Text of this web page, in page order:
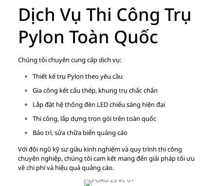
Dịch Vụ Thi Công Trụ
Pylon Toàn Quốc
Chúng tôi chuyên cung cấp dịch vụ:
Thiết kế trụ Pylon theo yêu cầu
Gia công kết cấu thép, khung trụ chắc chắn
Lắp đặt hệ thống đèn LED chiếu sáng hiện đại
Thi công, lắp dựng trọn gói trên toàn quốc
Bảo trì, sửa chữa biển quảng cáo
Với đội ngũ kỹ sư giàu kinh nghiệm và quy trình thi công
chuyên nghiệp, chúng tôi cam kết mang đến giải pháp tối ưu
về chi phí và hiệu quả quảng cáo.